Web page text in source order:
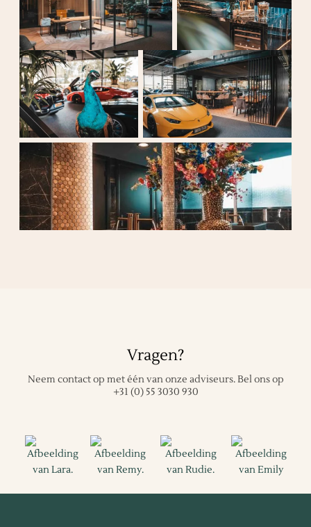
Vragen?
Neem contact op met één van onze adviseurs.Bel ons op
+31 (0) 55 3030 930